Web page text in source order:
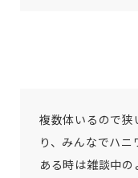
複数体いるので
り、みんなでハニ
ある時は雑談中